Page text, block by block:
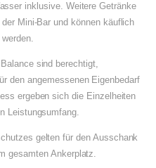
inklusive. Weitere Getränke
Mini-Bar und können käuflich
sind berechtigt,
den angemessenen Eigenbedarf
ergeben sich die Einzelheiten
Leistungsumfang.
gelten für den Ausschank
gesamten Ankerplatz.